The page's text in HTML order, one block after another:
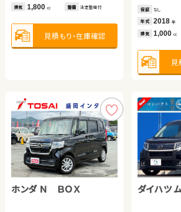
排気 1,800 cc 整備 法定整備付
見積もり・在庫確認
保証 なし
年式 2018年
排気 1,000cc
見
ホンダ Ｎ ＢＯＸ ダイハツ
見積もり・在庫確認 排気 2,500
見
トヨタ ヴォクシー
244.6 （税込）
万円
スズキ ジ
164.7
見積もり・在庫確認
ダイハツ タント
21.6 （税込）
万円
ダイハツ
49.6